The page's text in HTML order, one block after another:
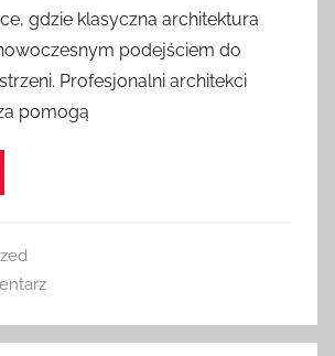
gdzie klasyczna architektura
podejściem do
Profesjonalni architekci
pomogą